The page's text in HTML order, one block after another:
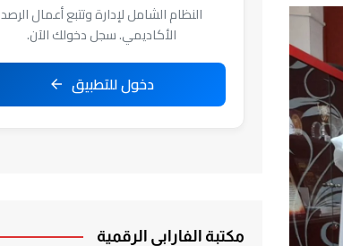
النظام الشامل لإدارة وتتبع أعمال الرصد
الأكاديمي. سجل دخولك الآن.
دخول للتطبيق
مكتبة الفارابي الرقمية